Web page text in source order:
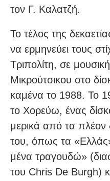
τον Γ. Καλατζή.
Το τέλος της
να ερμηνεύει τους
Τριπολίτη, σε
Μικρούτσικου στο
καμένα το 1988. Το
το Χορεύω, ένας
μερικά από τα πλέον
του, όπως τα
μένα τραγουδώ»
του Chris De Burgh)